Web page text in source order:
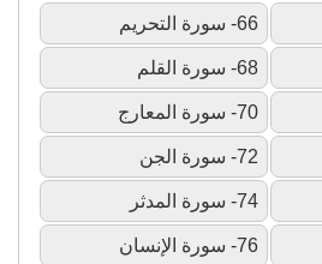
66- سورة التحريم
68- سورة القلم
70- سورة المعارج
72- سورة الجن
74- سورة المدثر
76- سورة الإنسان